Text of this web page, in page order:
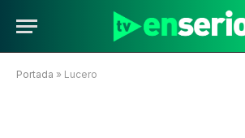
Portada » Lucero